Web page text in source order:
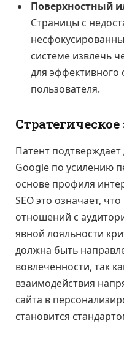
Поверхностный
Страницы с
системе извлечь
для эффективного
пользователя.
Патент
Google по усилению
основе профиля
SEO это означает,
отношений с
явной лояльности
должна быть
вовлеченности, так
взаимодействия
сайта в
становится